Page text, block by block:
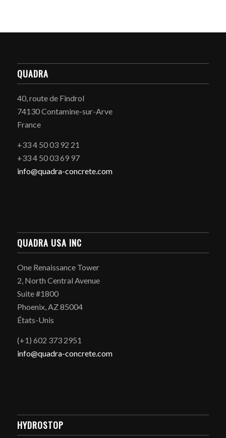
QUADRA
40, route de Findrol
74130 Contamine-sur-Arve
France
+33 4 50 03 92 21
+33 4 50 03 69 97
info@quadra-concrete.com
QUADRA USA INC
One Renaissance Tower
2, North Central Avenue
Suite #1800
Phoenix, AZ 85004
États-Unis
(+1) 602 373 2951
info@quadra-concrete.com
HYDROSTOP